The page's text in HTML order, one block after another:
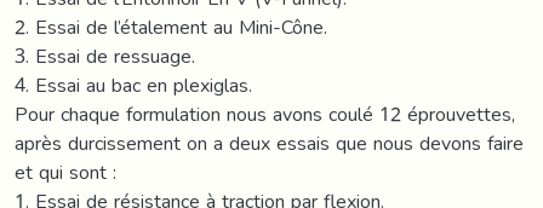
2. Essai de l’étalement au Mini-Cône.
3. Essai de ressuage.
4. Essai au bac en plexiglas.
Pour chaque formulation nous avons coulé 12 éprouvettes,
après durcissement on a deux essais que nous devons faire
et qui sont :